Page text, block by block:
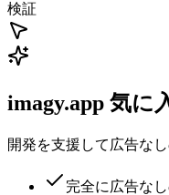
検証
imagy.app 気に
開発を支援して広告な
完全に広告な